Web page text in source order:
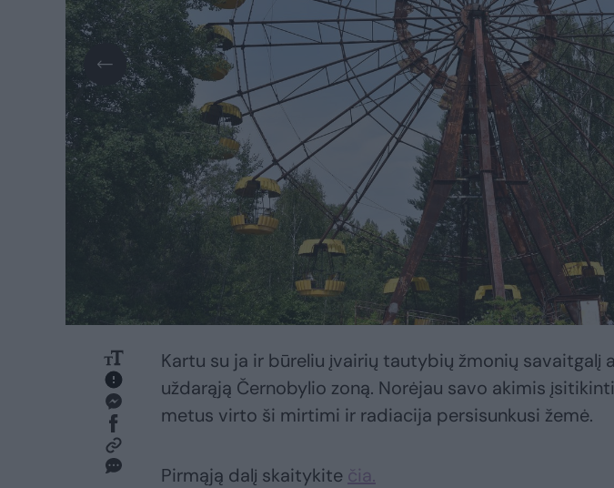
Kartu su ja ir būreliu įvairių tautybių žmonių savaitgalį
uždarąją Černobylio zoną. Norėjau savo akimis
metus virto ši mirtimi ir radiacija persisunkusi žemė.
Pirmąją dalį skaitykite čia.